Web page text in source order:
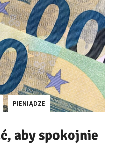
PIENIĄDZE
aby spokojnie